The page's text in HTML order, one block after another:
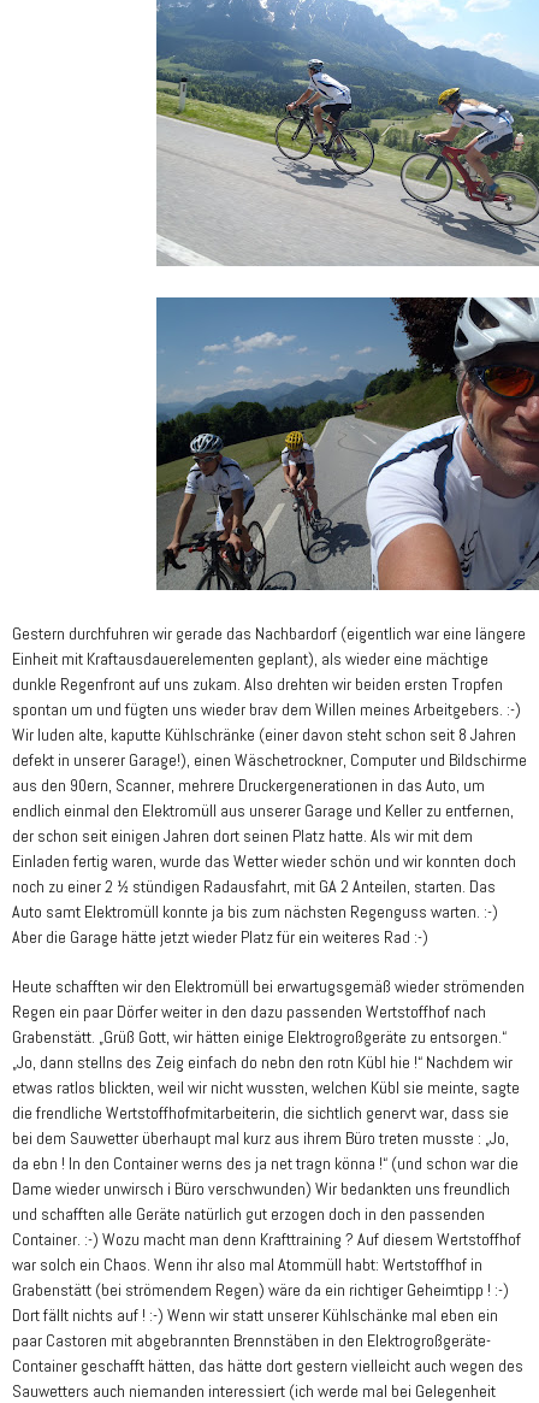
Gestern durchfuhren wir gerade das Nachbardorf (eigentlich war eine längere
Einheit mit Kraftausdauerelementen geplant), als wieder eine mächtige
dunkle Regenfront auf uns zukam. Also drehten wir beiden ersten Tropfen
spontan um und fügten uns wieder brav dem Willen meines Arbeitgebers. :-)
Wir luden alte, kaputte Kühlschränke (einer davon steht schon seit 8 Jahren
defekt in unserer Garage!), einen Wäschetrockner, Computer und Bildschirme
aus den 90ern, Scanner, mehrere Druckergenerationen in das Auto, um
endlich einmal den Elektromüll aus unserer Garage und Keller zu entfernen,
der schon seit einigen Jahren dort seinen Platz hatte. Als wir mit dem
Einladen fertig waren, wurde das Wetter wieder schön und wir konnten doch
noch zu einer 2 ½ stündigen Radausfahrt, mit GA 2 Anteilen, starten. Das
Auto samt Elektromüll konnte ja bis zum nächsten Regenguss warten. :-)
Aber die Garage hätte jetzt wieder Platz für ein weiteres Rad :-)
Heute schafften wir den Elektromüll bei erwartugsgemäß wieder strömenden
Regen ein paar Dörfer weiter in den dazu passenden Wertstoffhof nach
Grabenstätt. „Grüß Gott, wir hätten einige Elektrogroßgeräte zu entsorgen.“
„Jo, dann stellns des Zeig einfach do nebn den rotn Kübl hie !“ Nachdem wir
etwas ratlos blickten, weil wir nicht wussten, welchen Kübl sie meinte, sagte
die frendliche Wertstoffhofmitarbeiterin, die sichtlich genervt war, dass sie
bei dem Sauwetter überhaupt mal kurz aus ihrem Büro treten musste : „Jo,
da ebn ! In den Container werns des ja net tragn könna !“ (und schon war die
Dame wieder unwirsch i Büro verschwunden) Wir bedankten uns freundlich
und schafften alle Geräte natürlich gut erzogen doch in den passenden
Container. :-) Wozu macht man denn Krafttraining ? Auf diesem Wertstoffhof
war solch ein Chaos. Wenn ihr also mal Atommüll habt: Wertstoffhof in
Grabenstätt (bei strömendem Regen) wäre da ein richtiger Geheimtipp ! :-)
Dort fällt nichts auf ! :-) Wenn wir statt unserer Kühlschänke mal eben ein
paar Castoren mit abgebrannten Brennstäben in den Elektrogroßgeräte-
Container geschafft hätten, das hätte dort gestern vielleicht auch wegen des
Sauwetters auch niemanden interessiert (ich werde mal bei Gelegenheit